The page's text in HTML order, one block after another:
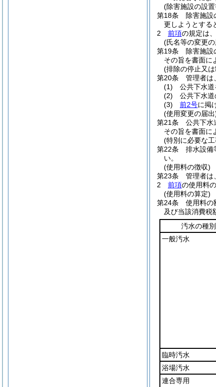
(除害施設の設
第18条
除害施設
更しようとする
2
前項の規定は
(氏名等の変更
第19条
除害施設
その旨を書面に
(排除の停止又
第20条
管理者は
(1)
公共下水道
(2)
公共下水道
(3)
前2号に掲
(使用変更の届出
第21条
公共下水
その旨を書面に
(特別に必要な
第22条
排水設備
い。
(使用料の徴収)
第23条
管理者は
2
前項の使用料
(使用料の算定)
第24条
使用料の
及び当該消費税
汚水の種別
一般汚水
臨時汚水
浴場汚水
連合専用